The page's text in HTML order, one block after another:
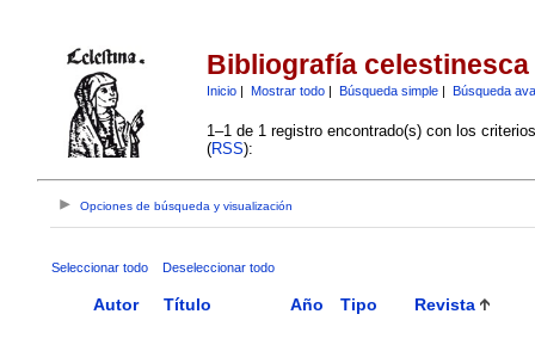
Bibliografía celestinesca
Inicio| Mostrar todo| Búsqueda simple| Búsqueda
1–1 de 1 registro encontrado(s) con los
(RSS):
Opciones de búsqueda y visualización
Seleccionar todo Deseleccionar todo
Autor Título Año Tipo Revista